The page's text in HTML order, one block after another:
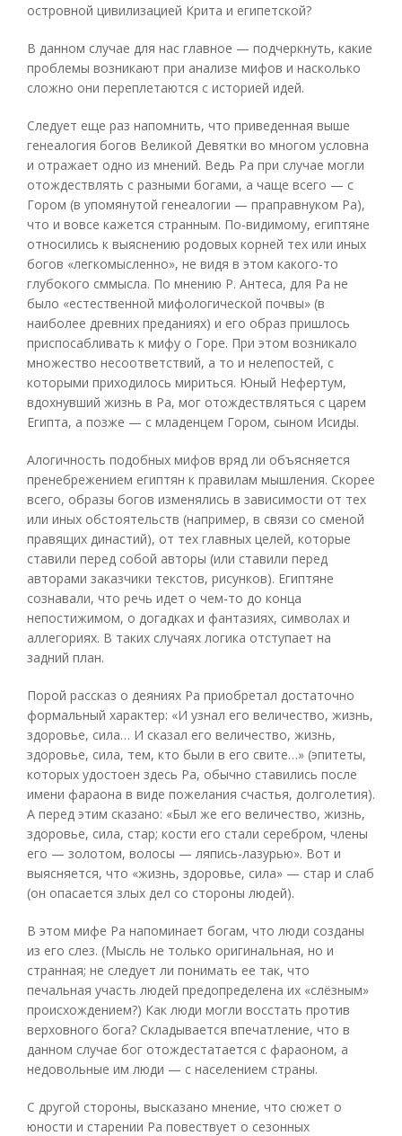
островной цивилизацией Крита и египетской?
В данном случае для нас главное — подчеркнуть, какие
проблемы возникают при анализе мифов и насколько
сложно они переплетаются с историей идей.
Следует еще раз напомнить, что приведенная выше
генеалогия богов Великой Девятки во многом условна
и отражает одно из мнений. Ведь Ра при случае могли
отождествлять с разными богами, а чаще всего — с
Гором (в упомянутой генеалогии — праправнуком Ра),
что и вовсе кажется странным. По-видимому, египтяне
относились к выяснению родовых корней тех или иных
богов «легкомысленно», не видя в этом какого-то
глубокого сммысла. По мнению Р. Антеса, для Ра не
было «естественной мифологической почвы» (в
наиболее древних преданиях) и его образ пришлось
приспосабливать к мифу о Горе. При этом возникало
множество несоответствий, а то и нелепостей, с
которыми приходилось мириться. Юный Нефертум,
вдохнувший жизнь в Ра, мог отождествляться с царем
Египта, а позже — с младенцем Гором, сыном Исиды.
Алогичность подобных мифов вряд ли объясняется
пренебрежением египтян к правилам мышления. Скорее
всего, образы богов изменялись в зависимости от тех
или иных обстоятельств (например, в связи со сменой
правящих династий), от тех главных целей, которые
ставили перед собой авторы (или ставили перед
авторами заказчики текстов, рисунков). Египтяне
сознавали, что речь идет о чем-то до конца
непостижимом, о догадках и фантазиях, символах и
аллегориях. В таких случаях логика отступает на
задний план.
Порой рассказ о деяниях Ра приобретал достаточно
формальный характер: «И узнал его величество, жизнь,
здоровье, сила… И сказал его величество, жизнь,
здоровье, сила, тем, кто были в его свите…» (эпитеты,
которых удостоен здесь Ра, обычно ставились после
имени фараона в виде пожелания счастья, долголетия).
А перед этим сказано: «Был же его величество, жизнь,
здоровье, сила, стар; кости его стали серебром, члены
его — золотом, волосы — ляпись-лазурью». Вот и
выясняется, что «жизнь, здоровье, сила» — стар и слаб
(он опасается злых дел со стороны людей).
В этом мифе Ра напоминает богам, что люди созданы
из его слез. (Мысль не только оригинальная, но и
странная; не следует ли понимать ее так, что
печальная участь людей предопределена их «слёзным»
происхождением?) Как люди могли восстать против
верховного бога? Складывается впечатление, что в
данном случае бог отождестатается с фараоном, а
недовольные им люди — с населением страны.
С другой стороны, высказано мнение, что сюжет о
юности и старении Ра повествует о сезонных